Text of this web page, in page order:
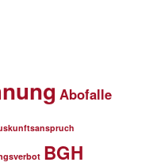
Abofalle
BGH